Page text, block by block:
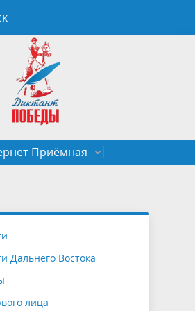
автономного
Приёмная
Дальнего Востока
лица